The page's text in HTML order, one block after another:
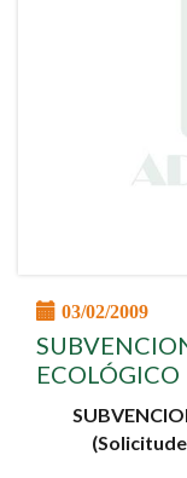
03/02/2009
ECOLÓGICO